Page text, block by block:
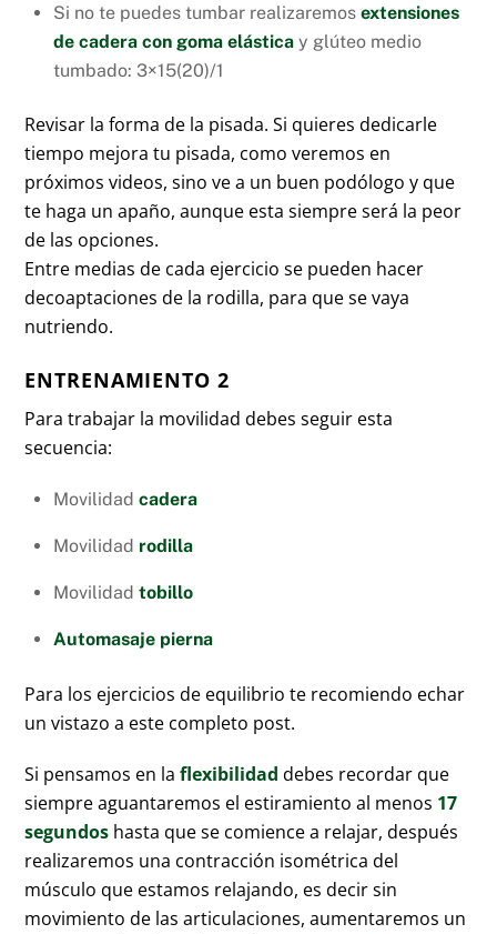
Si no te puedes tumbar realizaremos extensiones
de cadera con goma elástica y glúteo medio
tumbado: 3×15(20)/1
Revisar la forma de la pisada. Si quieres dedicarle
tiempo mejora tu pisada, como veremos en
próximos videos, sino ve a un buen podólogo y que
te haga un apaño, aunque esta siempre será la peor
de las opciones.
Entre medias de cada ejercicio se pueden hacer
decoaptaciones de la rodilla, para que se vaya
nutriendo.
ENTRENAMIENTO 2
Para trabajar la movilidad debes seguir esta
secuencia:
Movilidad cadera
Movilidad rodilla
Movilidad tobillo
Automasaje pierna
Para los ejercicios de equilibrio te recomiendo echar
un vistazo a este completo post.
Si pensamos en laflexibilidad debes recordar que
siempre aguantaremos el estiramiento al menos 17
segundos hasta que se comience a relajar, después
realizaremos una contracción isométrica del
músculo que estamos relajando, es decir sin
movimiento de las articulaciones, aumentaremos un